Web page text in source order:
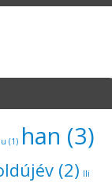
(1) han (3)
(2) Ili